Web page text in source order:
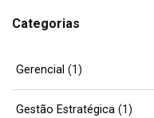
Categorias
Gerencial (1)
Gestão Estratégica (1)